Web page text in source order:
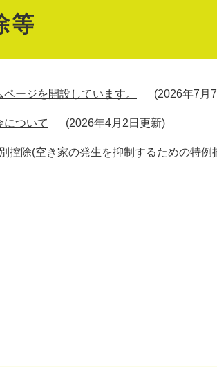
等
ージを開設しています。 2026年7月
について 2026年4月2日更新
控除(空き家の発生を抑制するための特例